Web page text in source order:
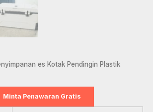
es Kotak Pendingin Plastik
Minta Penawaran Gratis